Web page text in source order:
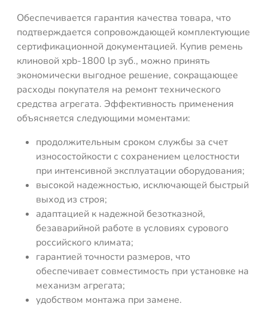
Обеспечивается гарантия качества товара, что
подтверждается сопровождающей комплектующие
сертификационной документацией. Купив ремень
клиновой xpb-1800 lp зуб., можно принять
экономически выгодное решение, сокращающее
расходы покупателя на ремонт технического
средства агрегата. Эффективность применения
объясняется следующими моментами:
продолжительным сроком службы за счет
износостойкости с сохранением целостности
при интенсивной эксплуатации оборудования;
высокой надежностью, исключающей быстрый
выход из строя;
адаптацией к надежной безотказной,
безаварийной работе в условиях сурового
российского климата;
гарантией точности размеров, что
обеспечивает совместимость при установке на
механизм агрегата;
удобством монтажа при замене.